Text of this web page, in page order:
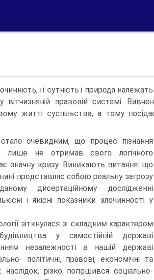
її сутність і природа
правовій системі.
житті суспільства, а тому
стало очевидним, що процес пізнання
лише не отримав свого логічного
значну кризу. Виникають питання: що
представляє собою реальну загрозу
дисертаційному дослідженні
і якісні показники злочинності у
зіткнулася зі складним характером
у самостійній державі
незалежності в нашій державі
політичні, правові, економічні та
наслідок, різко погіршився соціально-